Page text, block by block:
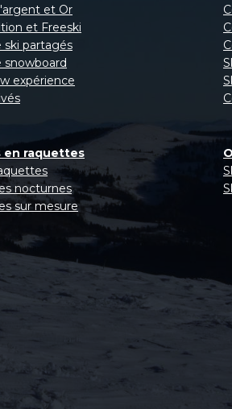
et Or
et Freeski
ski partagés
snowboard
expérience
en raquettes
nocturnes
sur mesure